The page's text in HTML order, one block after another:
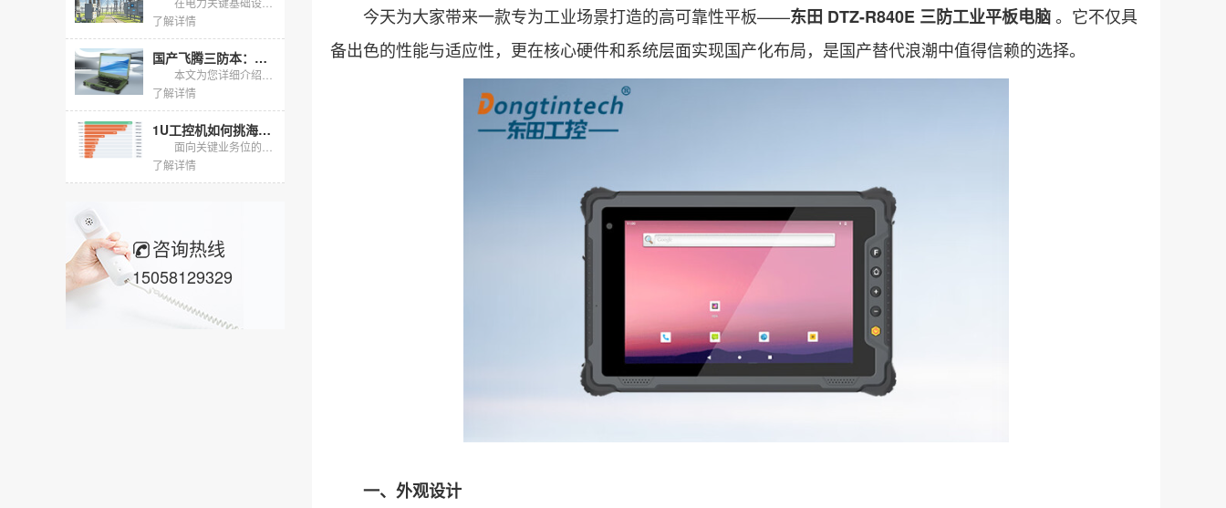
了解详情
国产飞腾三防本：为严苛环境与信息安全而生的移动工作站
了解详情
1U工控机如何挑海光八核与ECC内存｜DT-160-N3250
了解详情
咨询热线
15058129329
今天为大家带来一款专为工业场景打造的高可靠性平板——东田 DTZ-R840E 三防工业平板电脑。它不仅具
备出色的性能与适应性，更在核心硬件和系统层面实现国产化布局，是国产替代浪潮中值得信赖的选择。
一、外观设计